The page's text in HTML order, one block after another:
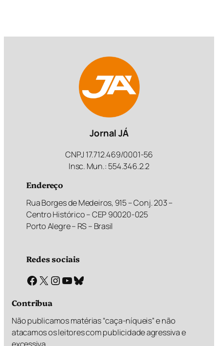
Jornal JÁ
CNPJ 17.712.469/0001-56
Insc. Mun.: 554.346.2.2
Endereço
Rua Borges de Medeiros, 915 – Conj. 203 –
Centro Histórico – CEP 90020-025
Porto Alegre – RS – Brasil
Redes sociais
Facebook X Instagram Youtube Bluesky
Contribua
Não publicamos matérias “caça-níqueis” e não
atacamos os leitores com publicidade agressiva e